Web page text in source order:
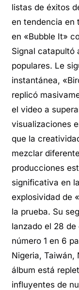
listas de éxitos
en tendencia en
en «Bubble It»
Signal catapultó
populares. Le
instantánea,
replicó
el video a
visualizaciones
que la
mezclar
producciones
significativa en
explosividad de «
la prueba. Su
lanzado el 28
número 1 en 6
Nigeria, Taiwán,
álbum está
influyentes de